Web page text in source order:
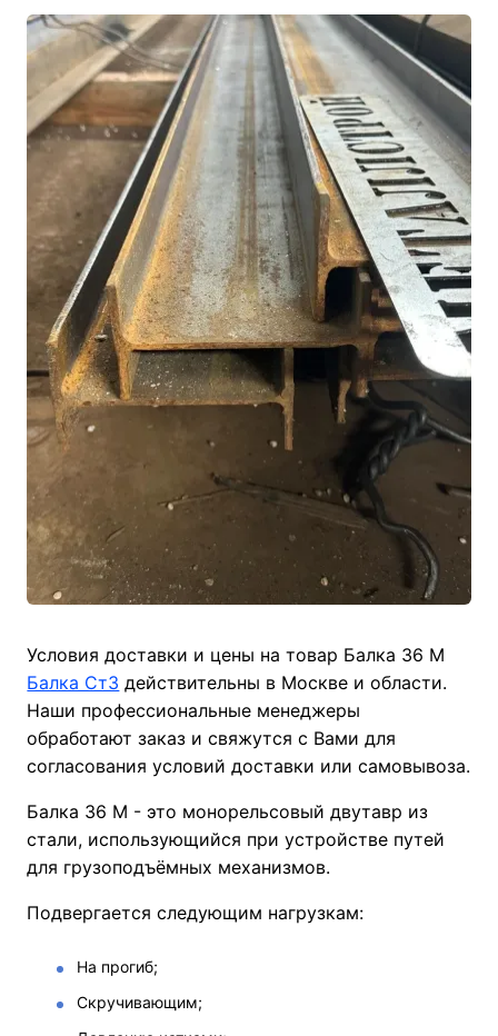
Условия доставки и цены на товар Балка 36 М
Балка Ст3 действительны в Москве и области.
Наши профессиональные менеджеры
обработают заказ и свяжутся с Вами для
согласования условий доставки или самовывоза.
Балка 36 М - это монорельсовый двутавр из
стали, использующийся при устройстве путей
для грузоподъёмных механизмов.
Подвергается следующим нагрузкам:
На прогиб;
Скручивающим;